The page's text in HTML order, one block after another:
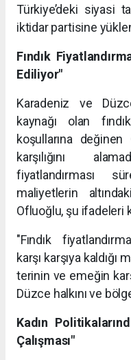
Türkiye’deki siyasi
iktidar partisine
Fındık
Ediliyor"
Karadeniz ve
kaynağı olan
koşullarına
karşılığını
fiyatlandırması
maliyetlerin
Ofluoğlu, şu ifadeleri
"Fındık
karşı karşıya kaldığı
terinin ve emeğin
Düzce halkını ve
Kadın
Çalışması"